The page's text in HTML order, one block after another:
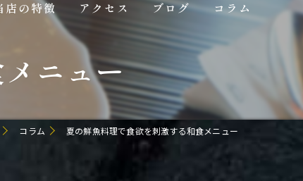
店の特徴
ット連れ
アクセス ブログ コラム
ニュー
コラム 夏の鮮魚料理で食欲を刺激する和食メニュー